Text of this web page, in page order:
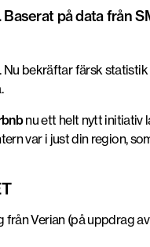
på data från
Nu bekräftar färsk
nu ett helt nytt initiativ
var i just din region,
Verian (på uppdrag